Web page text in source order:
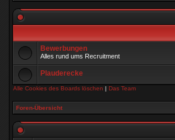
Bewerbungen
Alles rund ums Recruitment
Plauderecke
Alle Cookies des Boards löschen | Das Team
Foren-Übersicht